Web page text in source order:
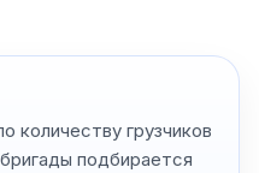
количеству грузчиков
подбирается